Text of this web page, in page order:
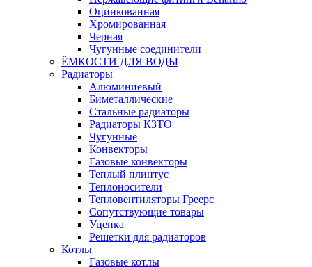
Оцинкованная
Хромированная
Черная
Чугунные соединители
ЁМКОСТИ ДЛЯ ВОДЫ
Радиаторы
Алюминиевый
Биметаллические
Стальные радиаторы
Радиаторы КЗТО
Чугунные
Конвекторы
Газовые конвекторы
Теплый плинтус
Теплоносители
Тепловентиляторы Греерс
Сопутствующие товары
Уценка
Решетки для радиаторов
Котлы
Газовые котлы